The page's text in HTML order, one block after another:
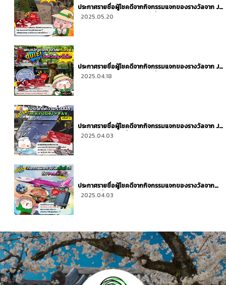
ประกาศรายชื่อผู้โชคดีจากกิจกรรมแจกของรางวัลจาก JR
Kyushu Hotels Presents ครั้งที่ 7
2025.05.20
ประกาศรายชื่อผู้โชคดีจากกิจกรรมแจกของรางวัลจาก JR
Kyushu Hotels Presents ครั้งที่ 6
2025.04.18
ประกาศรายชื่อผู้โชคดีจากกิจกรรมแจกของรางวัลจาก JR
KYUSHU × FAV ครั้งที่ 2 ในเดือน March 2025
2025.04.03
ประกาศรายชื่อผู้โชคดีจากกิจกรรมแจกของรางวัลจาก
Peach ครั้งที่ 6 ในเดือน March 2025
2025.04.03